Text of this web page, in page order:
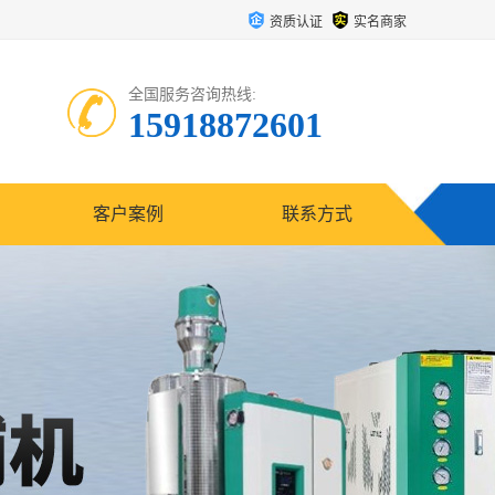
资质认证 实名商家
全国服务咨询热线:
15918872601
客户案例 联系方式